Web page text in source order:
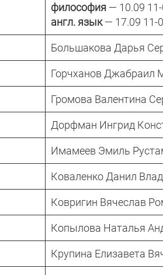
философия — 10.09
англ. язык— 17.09 11-
Большакова Дарья
Горчханов Джабраил
Громова Валентина
Дорфман Ингрид
Имамеев Эмиль
Коваленко Данил
Ковригин Вячеслав
Копылова Наталья
Крупина Елизавета